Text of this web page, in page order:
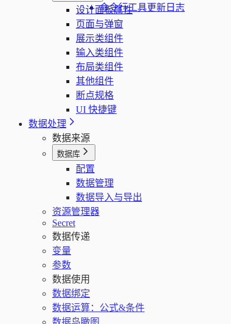
命令行工具更新日志
设计面板属性
页面与弹窗
展示类组件
输入类组件
布局类组件
其他组件
断点规格
UI 快捷键
数据处理
数据来源
数据库
配置
数据管理
数据导入与导出
资源管理器
Secret
数据传递
变量
参数
数据使用
数据绑定
数据运算：公式&条件
数据鸟瞰图